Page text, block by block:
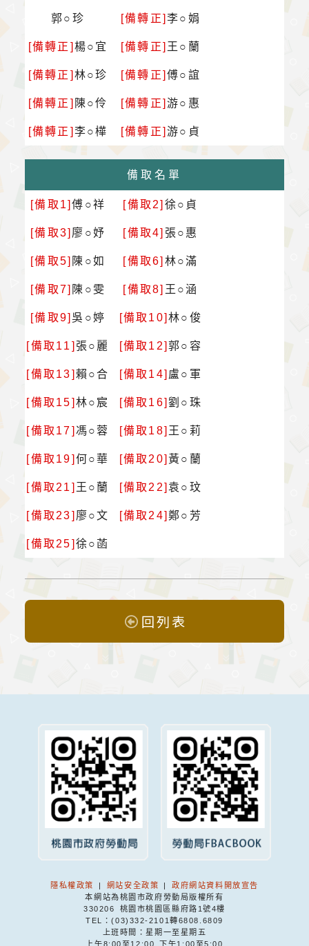
郭○珍 [備轉正]李○娟
[備轉正] 楊○宜 [備轉正] 王○蘭
[備轉正] 林○珍 [備轉正]傅○誼
[備轉正] 陳○伶 [備轉正]游○惠
[備轉正] 李○樺 [備轉正]游○貞
備取名單
[備取1]傅○祥 [備取2] 徐○貞
[備取3] 廖○妤 [備取4] 張○惠
[備取5] 陳○如 [備取6] 林○滿
[備取7] 陳○雯 [備取8] 王○涵
[備取9] 吳○婷 [備取10]林○俊
[備取11] 張○麗 [備取12]郭○容
[備取13] 賴○合 [備取14] 盧○軍
[備取15] 林○宸 [備取16]劉○珠
[備取17] 馮○蓉 [備取18] 王○莉
[備取19] 何○華 [備取20] 黃○蘭
[備取21] 王○蘭 [備取22]袁○玟
[備取23] 廖○文 [備取24]鄭○芳
[備取25] 徐○菡
回列表
隱私權政策 | 網站安全政策 | 政府網站資料開放宣告
本網站為桃園市政府勞動局版權所有
330206 桃園市桃園區縣府路1號4樓
TEL：(03)332-2101轉6808.6809
上班時間：星期一至星期五
上午8:00至12:00 下午1:00至5:00